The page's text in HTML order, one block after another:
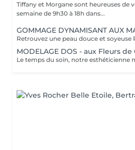
Tiffany et Morgane sont heureuses de
semaine de 9h30 à 18h dans...
GOMMAGE DYNAMISANT AUX
MODELAGE DOS - aux Fleurs